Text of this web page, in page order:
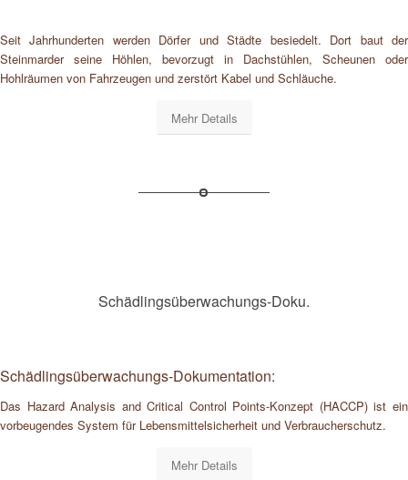
Seit Jahrhunderten werden Dörfer und Städte besiedelt. Dort baut der
Steinmarder seine Höhlen, bevorzugt in Dachstühlen, Scheunen oder
Hohlräumen von Fahrzeugen und zerstört Kabel und Schläuche.
Mehr Details
Schädlingsüberwachungs-Doku.
Schädlingsüberwachungs-Dokumentation:
Das Hazard Analysis and Critical Control Points-Konzept (HACCP) ist ein
vorbeugendes System für Lebensmittelsicherheit und Verbraucherschutz.
Mehr Details